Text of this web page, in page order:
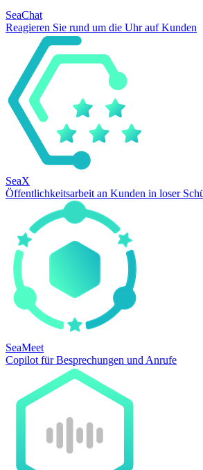
SeaChat
Reagieren Sie rund um die Uhr auf Kunden
SeaX
Öffentlichkeitsarbeit an Kunden in loser
SeaMeet
Copilot für Besprechungen und Anrufe